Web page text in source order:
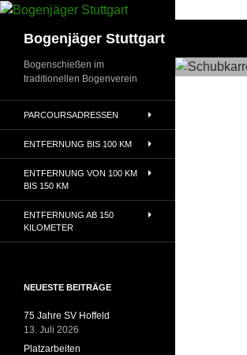
Zum
springenBogenjäger Stuttgart
Bogenschießen im
traditionellen Bogenverein
PARCOURSADRESSEN
ENTFERNUNG BIS 100 KM
ENTFERNUNG VON 100 KM
BIS 150 KM
ENTFERNUNG AB 150
KILOMETER
NEUESTE BEITRÄGE
75 Jahre SV Hoffeld
13. Juli 2026
Platzarbeiten